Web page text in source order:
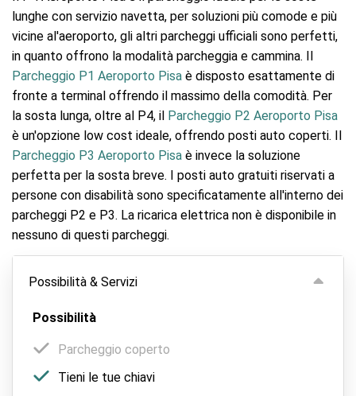
lunghe con servizio navetta, per soluzioni più comode e più
vicine al'aeroporto, gli altri parcheggi ufficiali sono perfetti,
in quanto offrono la modalità parcheggia e cammina. Il
Parcheggio P1 Aeroporto Pisa è disposto esattamente di
fronte a terminal offrendo il massimo della comodità. Per
la sosta lunga, oltre al P4, il Parcheggio P2 Aeroporto Pisa
è un'opzione low cost ideale, offrendo posti auto coperti. Il
Parcheggio P3 Aeroporto Pisa è invece la soluzione
perfetta per la sosta breve. I posti auto gratuiti riservati a
persone con disabilità sono specificatamente all'interno dei
parcheggi P2 e P3. La ricarica elettrica non è disponibile in
nessuno di questi parcheggi.
Possibilità & Servizi
Possibilità
Parcheggio coperto
Tieni le tue chiavi